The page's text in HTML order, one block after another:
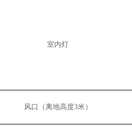
室内灯
风口（离地高度3米）